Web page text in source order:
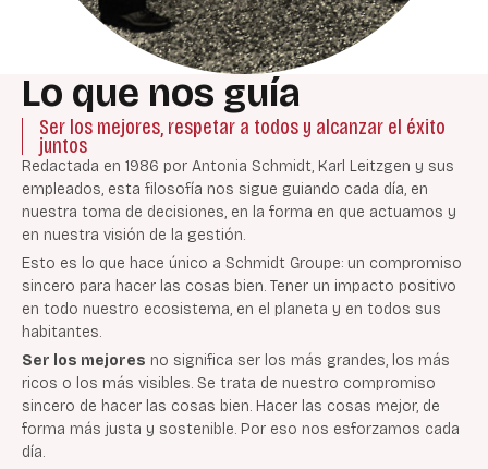
Lo que nos guía
Ser los mejores, respetar a todos y alcanzar el éxito
juntos
Redactada en 1986 por Antonia Schmidt, Karl Leitzgen y sus
empleados, esta filosofía nos sigue guiando cada día, en
nuestra toma de decisiones, en la forma en que actuamos y
en nuestra visión de la gestión.
Esto es lo que hace único a Schmidt Groupe: un compromiso
sincero para hacer las cosas bien. Tener un impacto positivo
en todo nuestro ecosistema, en el planeta y en todos sus
habitantes.
Ser los mejores no significa ser los más grandes, los más
ricos o los más visibles. Se trata de nuestro compromiso
sincero de hacer las cosas bien. Hacer las cosas mejor, de
forma más justa y sostenible. Por eso nos esforzamos cada
día.